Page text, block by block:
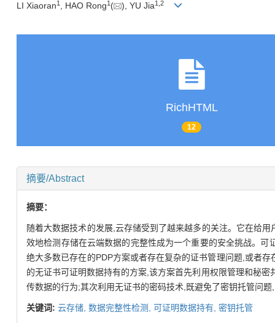
LI Xiaoran1 , HAO Rong1 ( ), YU Jia1, 2
RichHTML
12
摘要/Abstract
摘要：
随着大数据技术的发展,云存储受到了越来越多的关注。它在给
效地检测存储在云端数据的完整性成为一个重要的安全挑战。
绝大多数已存在的PDP方案或者存在复杂的证书管理问题,或者
的无证书可证明数据持有的方案,该方案首先利用权限管理和秘
传数据的行为;其次利用无证书的密码技术,既避免了密钥托管问
关键词: 云存储, 数据完整性检测, 可证明数据持有, 密钥托管